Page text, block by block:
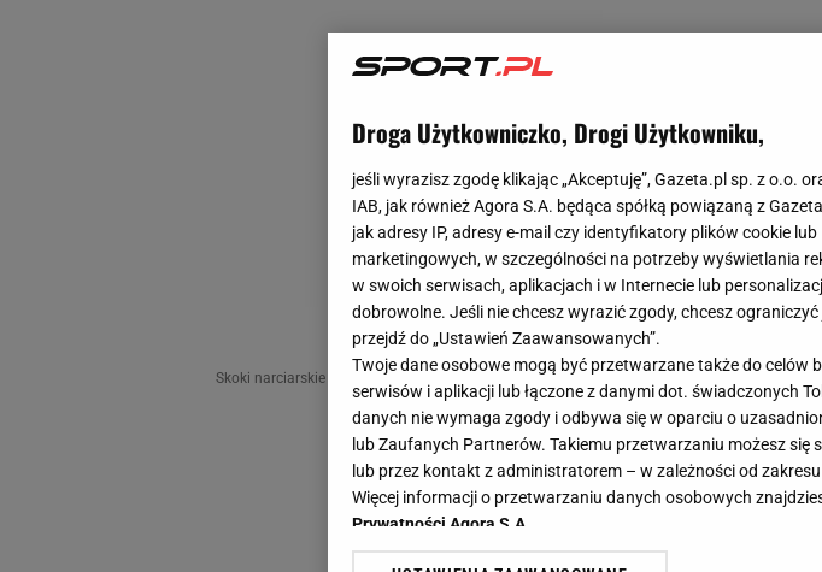
Skoki narciarskie Skoki narciarskie Pierwszy konkurs w Wiśle do zapomnienia. Tylko Żyła
Droga Użytkowniczko, Drogi Użytkowniku,
jeśli wyrazisz zgodę klikając „Akceptuję”, Gazeta.pl sp. z o.o.
IAB, jak również Agora S.A. będąca spółką powiązaną z
jak adresy IP, adresy e-mail czy identyfikatory plików cookie
marketingowych, w szczególności na potrzeby wyświetlania
w swoich serwisach, aplikacjach i w Internecie lub
dobrowolne. Jeśli nie chcesz wyrazić zgody, chcesz
przejdź do „Ustawień Zaawansowanych”.
Twoje dane osobowe mogą być przetwarzane także do
serwisów i aplikacji lub łączone z danymi dot. świadczonych
danych nie wymaga zgody i odbywa się w oparciu o
lub Zaufanych Partnerów. Takiemu przetwarzaniu możesz
lub przez kontakt z administratorem – w zależności od
Więcej informacji o przetwarzaniu danych osobowych
Prywatności Agora S.A.